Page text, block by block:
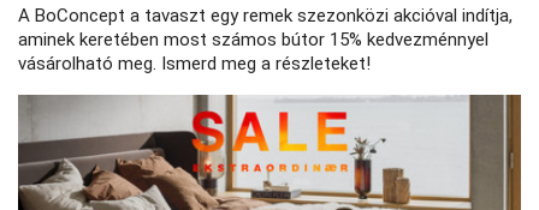
A BoConcept a tavaszt egy remek szezonközi akcióval indítja,
aminek keretében most számos bútor 15% kedvezménnyel
vásárolható meg. Ismerd meg a részleteket!